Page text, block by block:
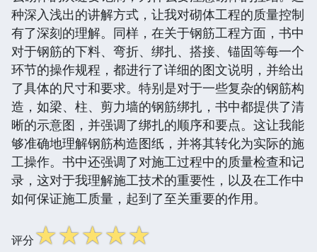
种深入浅出的讲解方式，让我对砌体工程的质量控制
有了深刻的理解。同样，在关于钢筋工程方面，书中
对于钢筋的下料、弯折、绑扎、搭接、锚固等每一个
环节的操作规程，都进行了详细的图文说明，并给出
了具体的尺寸和要求。特别是对于一些复杂的钢筋构
造，如梁、柱、剪力墙的钢筋绑扎，书中都提供了清
晰的示意图，并强调了绑扎的顺序和要点。这让我能
够准确地理解钢筋构造图纸，并将其转化为实际的施
工操作。书中还强调了对施工过程中的质量检查和记
录，这对于我理解施工技术的重要性，以及在工作中
如何保证施工质量，起到了至关重要的作用。
评分☆☆☆☆☆